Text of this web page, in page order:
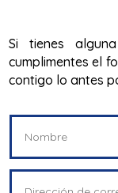
Si tienes
cumplimentes el
contigo lo antes